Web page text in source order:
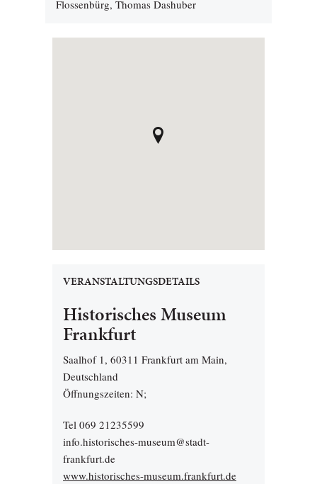
Flossenbürg, Thomas Dashuber
VERANSTALTUNGSDETAILS
Historisches Museum
Frankfurt
Saalhof 1, 60311 Frankfurt am Main,
Deutschland
Öffnungszeiten: N;
Tel 069 21235599
info.historisches-museum@stadt-
frankfurt.de
www.historisches-museum.frankfurt.de